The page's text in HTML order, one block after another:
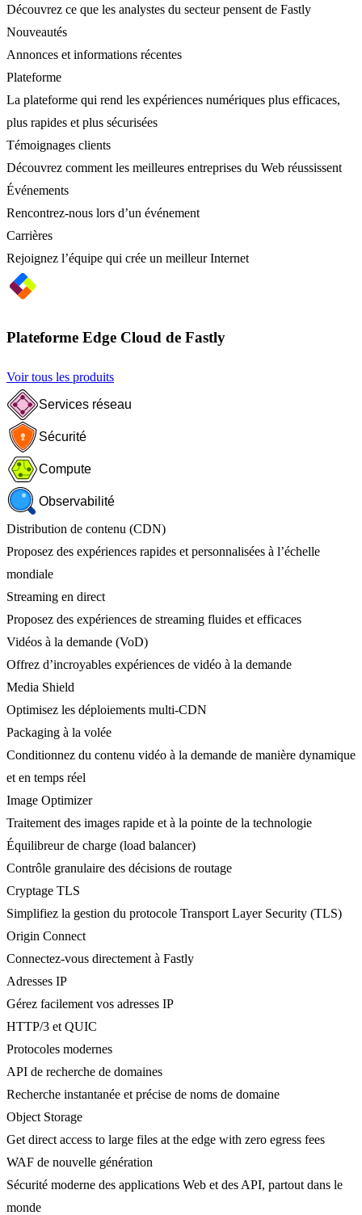
Découvrez ce que les analystes du secteur pensent de Fastly
Nouveautés
Annonces et informations récentes
Plateforme
La plateforme qui rend les expériences numériques plus efficaces,
plus rapides et plus sécurisées
Témoignages clients
Découvrez comment les meilleures entreprises du Web réussissent
Événements
Rencontrez-nous lors d’un événement
Carrières
Rejoignez l’équipe qui crée un meilleur Internet
Plateforme Edge Cloud de Fastly
Voir tous les produits
Services réseau
Sécurité
Compute
Observabilité
Distribution de contenu (CDN)
Proposez des expériences rapides et personnalisées à l’échelle
mondiale
Streaming en direct
Proposez des expériences de streaming fluides et efficaces
Vidéos à la demande (VoD)
Offrez d’incroyables expériences de vidéo à la demande
Media Shield
Optimisez les déploiements multi-CDN
Packaging à la volée
Conditionnez du contenu vidéo à la demande de manière dynamique
et en temps réel
Image Optimizer
Traitement des images rapide et à la pointe de la technologie
Équilibreur de charge (load balancer)
Contrôle granulaire des décisions de routage
Cryptage TLS
Simplifiez la gestion du protocole Transport Layer Security (TLS)
Origin Connect
Connectez-vous directement à Fastly
Adresses IP
Gérez facilement vos adresses IP
HTTP/3 et QUIC
Protocoles modernes
API de recherche de domaines
Recherche instantanée et précise de noms de domaine
Object Storage
Get direct access to large files at the edge with zero egress fees
WAF de nouvelle génération
Sécurité moderne des applications Web et des API, partout dans le
monde